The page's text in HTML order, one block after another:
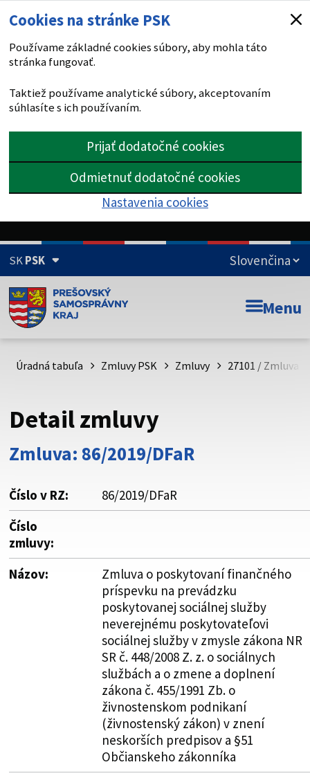
Cookies na stránke PSK
Používame základné cookies súbory, aby mohla táto
stránka fungovať.
Taktiež používame analytické súbory, akceptovaním
súhlasíte s ich používaním.
Prijať dodatočné cookies
Odmietnuť dodatočné cookies
Nastavenia cookies
SKPSK
Doména psk.sk je oficiálna
Toto je oficiálna webová stránka Prešovského
psk.sk.
Buďte pozorní a vždy sa uistite, že zdieľate informácie iba
cez zabezpečenú webovú stránku. Zabezpečená stránka
vždy začína https:// pred názvom domény webového sídla.
Menu
Úradná tabuľa Zmluvy PSK Zmluvy 27101 / Zmluva
Detail zmluvy
Zmluva: 86/2019/DFaR
Číslo v RZ:
86/2019/DFaR
Číslo
zmluvy:
Názov:
Zmluva o poskytovaní finančného
príspevku na prevádzku
poskytovanej sociálnej služby
neverejnému poskytovateľovi
sociálnej služby v zmysle zákona NR
SR č. 448/2008 Z. z. o sociálnych
službách a o zmene a doplnení
zákona č. 455/1991 Zb. o
živnostenskom podnikaní
(živnostenský zákon) v znení
neskorších predpisov a §51
Občianskeho zákonníka